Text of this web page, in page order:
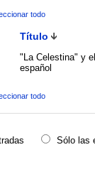
todo
Título
"La Celestina" y
español
todo
Sólo las